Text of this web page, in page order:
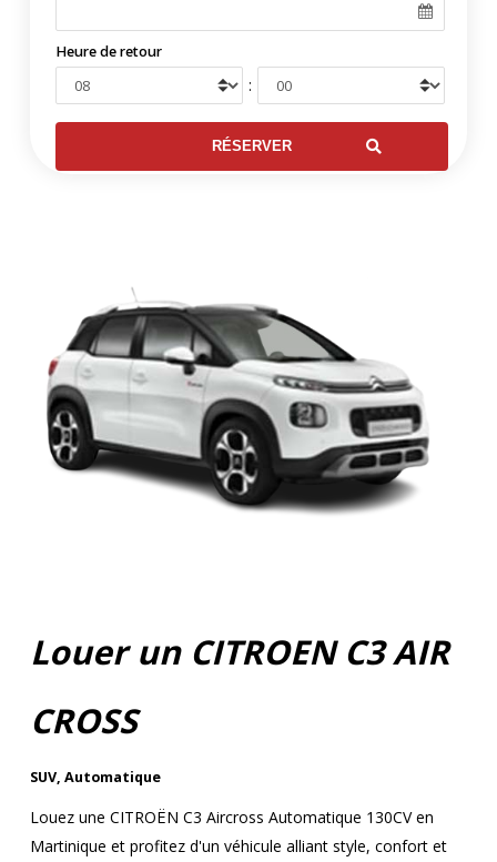
Heure de retour
:
Louer un CITROEN C3 AIR
CROSS
SUV, Automatique
Louez une CITROËN C3 Aircross Automatique 130CV en
Martinique et profitez d'un véhicule alliant style, confort et